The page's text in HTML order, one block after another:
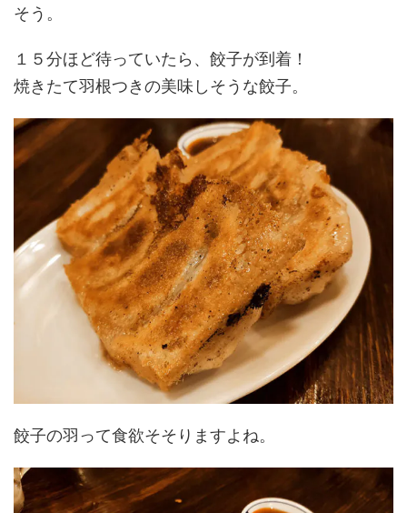
そう。
１５分ほど待っていたら、餃子が到着！
焼きたて羽根つきの美味しそうな餃子。
餃子の羽って食欲そそりますよね。